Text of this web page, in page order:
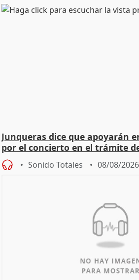
Junqueras dice que apoyarán
por el concierto en el trámite
Sonido Totales 08/08/2026